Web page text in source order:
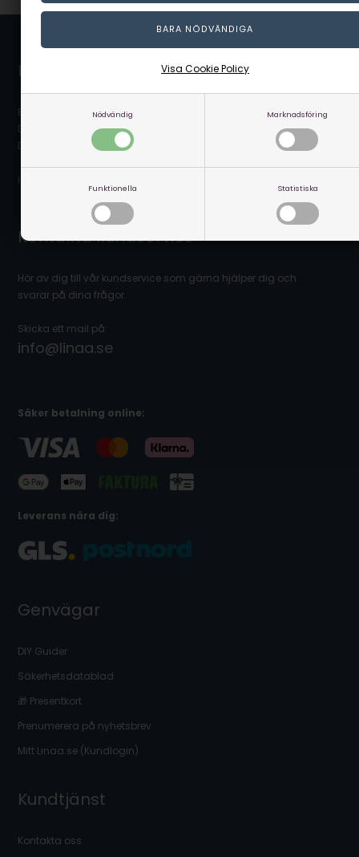
Nödvändig Marknadsföring
Funktionella Statistiska
Visa Cookie Policy
Linaa.se / Linå A/S
Bergsøesvej 11
DK-8600 Silkeborg
Danmark
info@linaa.se
Kontakta kundservice
Hör av dig till vår kundservice som gärna hjälper dig och
svarar på dina frågor.
Skicka ett mail på:
info@linaa.se
Säker betalning online:
Leverans nära dig:
Genvägar
DIY Guider
Säkerhetsdatablad
🎁 Presentkort
Prenumerera på nyhetsbrev
Mitt Linaa.se (Kundlogin)
Kundtjänst
Kontakta oss